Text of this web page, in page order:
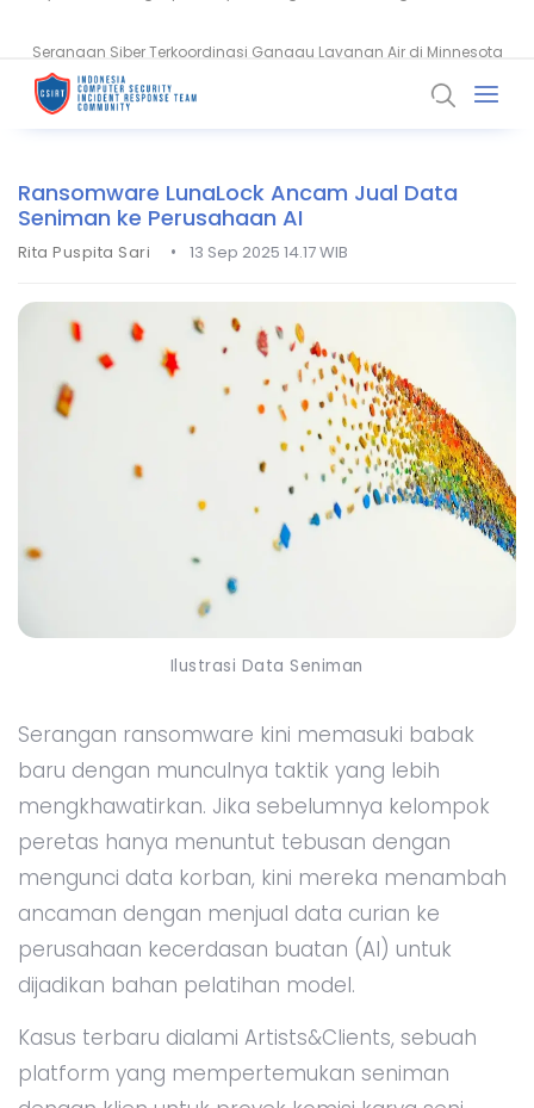
Ransomware Meningkat, Pakar Telkom Minta Zero Trust Diperkuat
Ransomware LunaLock Ancam Jual Data
Seniman ke Perusahaan AI
Rita Puspita Sari • 13 Sep 2025 14.17 WIB
Ilustrasi Data Seniman
Serangan ransomware kini memasuki babak
baru dengan munculnya taktik yang lebih
mengkhawatirkan. Jika sebelumnya kelompok
peretas hanya menuntut tebusan dengan
mengunci data korban, kini mereka menambah
ancaman dengan menjual data curian ke
perusahaan kecerdasan buatan (AI) untuk
dijadikan bahan pelatihan model.
Kasus terbaru dialami Artists&Clients, sebuah
platform yang mempertemukan seniman